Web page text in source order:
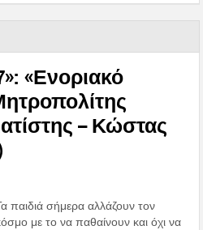
«Ενοριακό
– Κώστας
παιδιά σήμερα αλλάζουν τον
με το να παθαίνουν και όχι να